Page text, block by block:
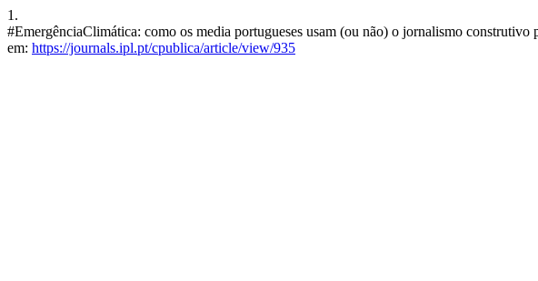
1.
#EmergênciaClimática: como os media portugueses usam (ou não) o jornalismo
em: https://journals.ipl.pt/cpublica/article/view/935